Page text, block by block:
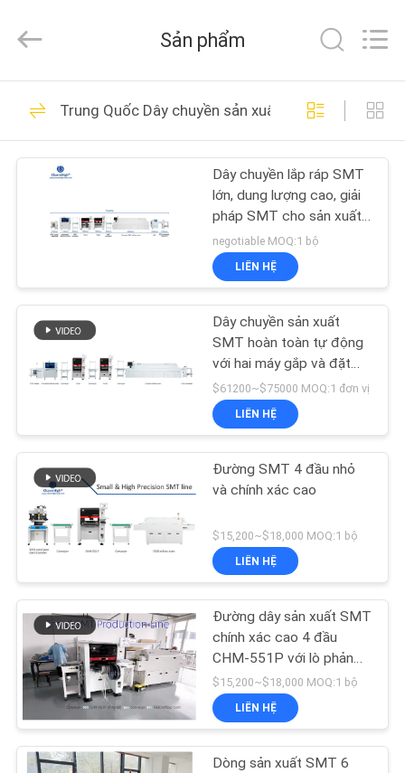
TRANG
CHỦ
CÁC
SẢN
PHẨM
VIDEO
CHÚNG
CHUYẾN
THAM
QUAN
MÁY
KIỂM
SOÁT
CHẤT
LƯỢNG
2026
LIMITED.
Reserved.
Máy móc và đặt
máy móc
74
Dây chuyền sản xuất
SMT
37
Máy in stear
Lò nướng Reflow
34
Sản phẩm
Trung Quốc Dây chuyền sản xuất SMT
Dây chuyền lắp ráp SMT
lớn, dung lượng cao, giải
pháp SMT cho sản xuất
PCBA
negotiable MOQ:1 bộ
LIÊN HỆ
Dây chuyền sản xuất
SMT hoàn toàn tự động
với hai máy gắp và đặt
TC06
$61200~$75000 MOQ:1 đơn vị
LIÊN HỆ
Đường SMT 4 đầu nhỏ
và chính xác cao
$15,200~$18,000 MOQ:1 bộ
LIÊN HỆ
Đường dây sản xuất SMT
chính xác cao 4 đầu
CHM-551P với lò phản
phồng 4 vùng cho lắp ráp
PCB
$15,200~$18,000 MOQ:1 bộ
LIÊN HỆ
Dòng sản xuất SMT 6